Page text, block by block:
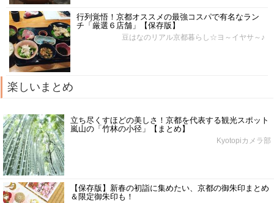
行列覚悟！京都オススメの最強コスパで有名なラン
チ「厳選６店舗」【保存版】
豆はなのリアル京都暮らし☆ヨ～イヤサ～♪
楽しいまとめ
立ち尽くすほどの美しさ！京都を代表する観光スポット
嵐山の「竹林の小径」【まとめ】
Kyotopiカメラ部
【保存版】新春の初詣に集めたい、京都の御朱印まとめ
＆限定御朱印も！